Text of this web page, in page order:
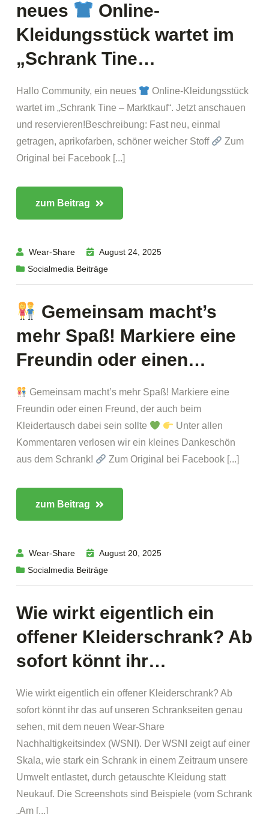
neues
Online-
Kleidungsstück wartet im
„Schrank Tine…
Hallo Community, ein neues
Online-Kleidungsstück
wartet im „Schrank Tine – Marktkauf“. Jetzt anschauen
und reservieren!Beschreibung: Fast neu, einmal
getragen, aprikofarben, schöner weicher Stoff
Zum
Original bei Facebook [...]
zum Beitrag
Wear-Share
August 24, 2025
Socialmedia Beiträge
Gemeinsam macht’s
mehr Spaß! Markiere eine
Freundin oder einen…
Gemeinsam macht’s mehr Spaß! Markiere eine
Freundin oder einen Freund, der auch beim
Kleidertausch dabei sein sollte
Unter allen
Kommentaren verlosen wir ein kleines Dankeschön
aus dem Schrank!
Zum Original bei Facebook [...]
zum Beitrag
Wear-Share
August 20, 2025
Socialmedia Beiträge
Wie wirkt eigentlich ein
offener Kleiderschrank? Ab
sofort könnt ihr…
Wie wirkt eigentlich ein offener Kleiderschrank? Ab
sofort könnt ihr das auf unseren Schrankseiten genau
sehen, mit dem neuen Wear-Share
Nachhaltigkeitsindex (WSNI). Der WSNI zeigt auf einer
Skala, wie stark ein Schrank in einem Zeitraum unsere
Umwelt entlastet, durch getauschte Kleidung statt
Neukauf. Die Screenshots sind Beispiele (vom Schrank
„Am [...]